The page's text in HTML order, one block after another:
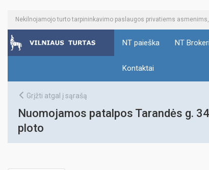
Nekilnojamojo turto tarpininkavimo paslaugos privatiems
NT paieška NT
Kontaktai
Grįžti atgal į sąrašą
Nuomojamos patalpos Tarandės g.
ploto